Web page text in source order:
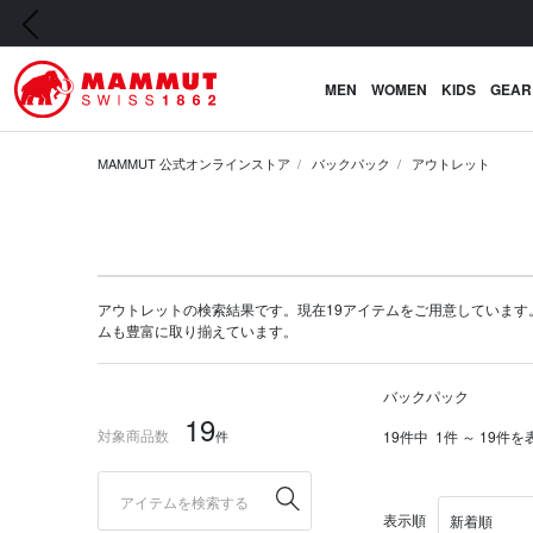
前の画像
MEN WOMEN KIDS GEAR
MAMMUT 公式オンラインストア バックパック アウトレット
アウトレットの検索結果です。現在19アイテムをご用意していま
ムも豊富に取り揃えています。
対象商品数 19件
バックパック
19件中 1件 ～ 19件を
表示順